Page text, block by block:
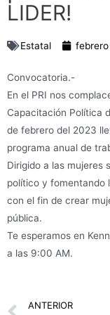
LIDER!
Estatal
Convocatoria.-
En el PRI nos
Capacitación Política
de febrero del 2023
programa anual de
Dirigido a las mujeres
político y fomentando
con el fin de crear
pública.
Te esperamos en
a las 9:00 AM.
ANTERIOR